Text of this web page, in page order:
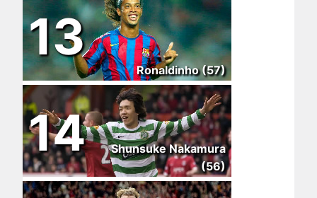
13
Ronaldinho (57)
14
Shunsuke Nakamura
(56)